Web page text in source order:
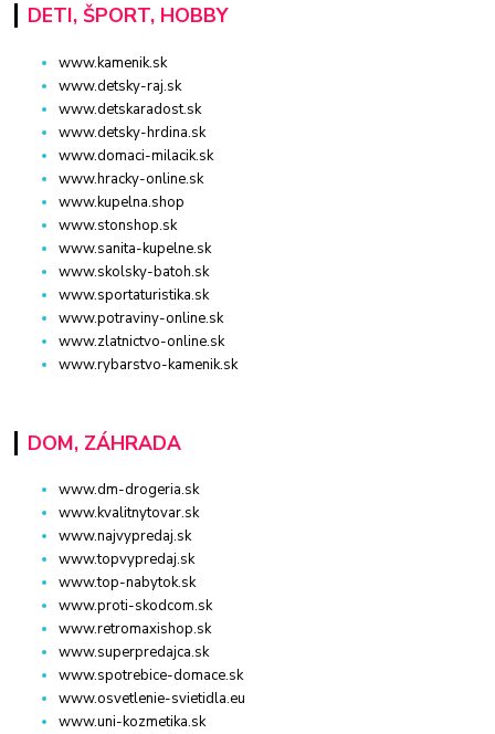
DETI, ŠPORT, HOBBY
www.kamenik.sk
www.detsky-raj.sk
www.detskaradost.sk
www.detsky-hrdina.sk
www.domaci-milacik.sk
www.hracky-online.sk
www.kupelna.shop
www.stonshop.sk
www.sanita-kupelne.sk
www.skolsky-batoh.sk
www.sportaturistika.sk
www.potraviny-online.sk
www.zlatnictvo-online.sk
www.rybarstvo-kamenik.sk
DOM, ZÁHRADA
www.dm-drogeria.sk
www.kvalitnytovar.sk
www.najvypredaj.sk
www.topvypredaj.sk
www.top-nabytok.sk
www.proti-skodcom.sk
www.retromaxishop.sk
www.superpredajca.sk
www.spotrebice-domace.sk
www.osvetlenie-svietidla.eu
www.uni-kozmetika.sk